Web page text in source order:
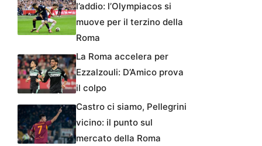
l’addio: l’Olympiacos si
muove per il terzino della
Roma
La Roma accelera per
Ezzalzouli: D’Amico prova
il colpo
Castro ci siamo, Pellegrini
vicino: il punto sul
mercato della Roma